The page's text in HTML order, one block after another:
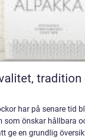
har på senare tid
som önskar hållbara
ge en grundlig